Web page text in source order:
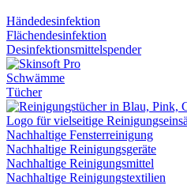
Händedesinfektion
Flächendesinfektion
Desinfektionsmittelspender
Schwämme
Tücher
Nachhaltige Fensterreinigung
Nachhaltige Reinigungsgeräte
Nachhaltige Reinigungsmittel
Nachhaltige Reinigungstextilien